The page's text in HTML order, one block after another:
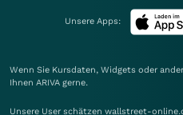
Unsere Apps:
Wenn Sie Kursdaten, Widgets oder
Ihnen ARIVA gerne.
Unsere User schätzen wallstreet-